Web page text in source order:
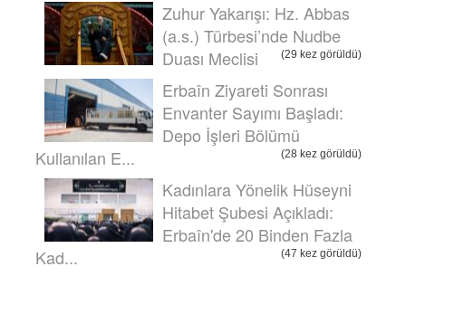
Zuhur Yakarışı: Hz. Abbas
(a.s.) Türbesi’nde Nudbe
Duası Meclisi
(29 kez görüldü)
Erbaîn Ziyareti Sonrası
Envanter Sayımı Başladı:
Depo İşleri Bölümü
Kullanılan E...
(28 kez görüldü)
Kadınlara Yönelik Hüseyni
Hitabet Şubesi Açıkladı:
Erbaîn'de 20 Binden Fazla
Kad...
(47 kez görüldü)